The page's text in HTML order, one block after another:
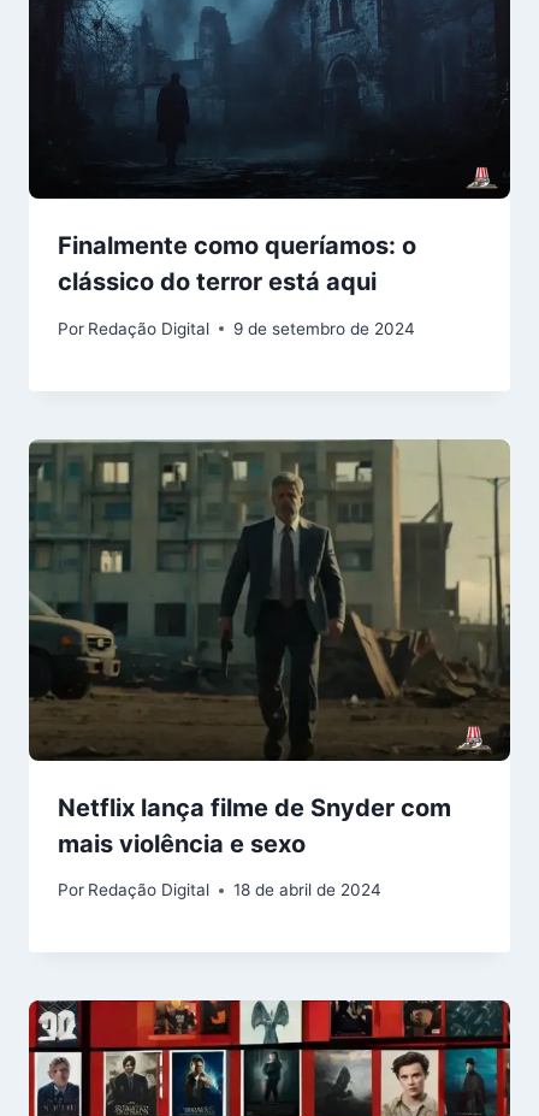
Finalmente como queríamos: o
clássico do terror está aqui
Por Redação Digital 9 de setembro de 2024
Netflix lança filme de Snyder com
mais violência e sexo
Por Redação Digital 18 de abril de 2024